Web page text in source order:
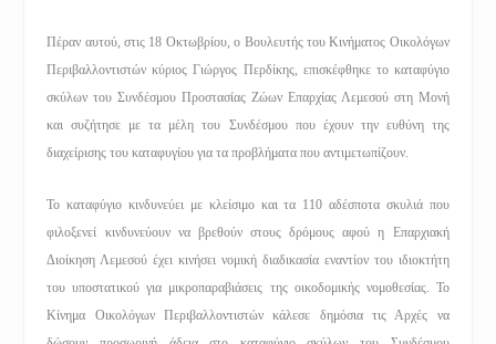
Πέραν αυτού, στις 18 Οκτωβρίου, ο Βουλευτής του Κινήματος Οικολόγων
Περιβαλλοντιστών κύριος Γιώργος Περδίκης, επισκέφθηκε το καταφύγιο
σκύλων του Συνδέσμου Προστασίας Ζώων Επαρχίας Λεμεσού στη Μονή
και συζήτησε με τα μέλη του Συνδέσμου που έχουν την ευθύνη της
διαχείρισης του καταφυγίου για τα προβλήματα που αντιμετωπίζουν.
Το καταφύγιο κινδυνεύει με κλείσιμο και τα 110 αδέσποτα σκυλιά που
φιλοξενεί κινδυνεύουν να βρεθούν στους δρόμους αφού η Επαρχιακή
Διοίκηση Λεμεσού έχει κινήσει νομική διαδικασία εναντίον του ιδιοκτήτη
του υποστατικού για μικροπαραβιάσεις της οικοδομικής νομοθεσίας. Το
Κίνημα Οικολόγων Περιβαλλοντιστών κάλεσε δημόσια τις Αρχές να